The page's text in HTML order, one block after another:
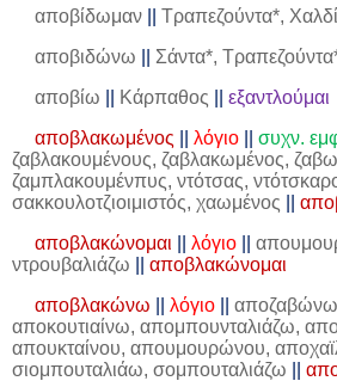
αποβίδωμαν|| Τραπεζούντα*,
αποβιδώνω
Σάντα*,
αποβίω
Κάρπαθος
εξαντλούμαι
αποβλακωμένος
λόγιο|| συχν.
ζαβλακουμένους, ζαβλακωμένος,
ζαμπλακουμένπυς, ντότσας,
σακκουλοτζιοιμιστός, χαωμένος
αποβλακώνομαι
λόγιο||
ντρουβαλιάζω
αποβλακώνομαι
αποβλακώνω
λόγιο||
αποκουτιαίνω, απομπουνταλιάζω,
απουκταίνου, απουμουρώνου,
σιομπουταλιάω, σομπουταλιάζω